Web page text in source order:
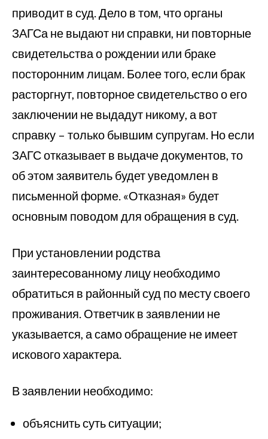
приводит в суд. Дело в том, что органы
ЗАГСа не выдают ни справки, ни повторные
свидетельства о рождении или браке
посторонним лицам. Более того, если брак
расторгнут, повторное свидетельство о его
заключении не выдадут никому, а вот
справку – только бывшим супругам. Но если
ЗАГС отказывает в выдаче документов, то
об этом заявитель будет уведомлен в
письменной форме. «Отказная» будет
основным поводом для обращения в суд.
При установлении родства
заинтересованному лицу необходимо
обратиться в районный суд по месту своего
проживания. Ответчик в заявлении не
указывается, а само обращение не имеет
искового характера.
В заявлении необходимо:
объяснить суть ситуации;